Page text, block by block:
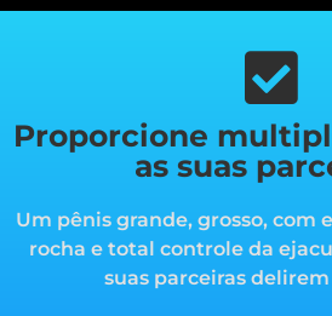
Proporcione
as suas
Um pênis grande, grosso, com
rocha e total controle da
suas parceiras